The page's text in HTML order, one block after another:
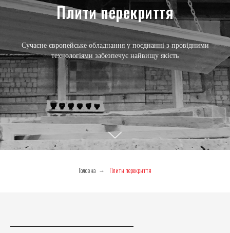
Плити перекриття
Сучасне європейське обладнання у поєднанні з провідними
технологіями забезпечує найвищу якість
Головна → Плити перекриття